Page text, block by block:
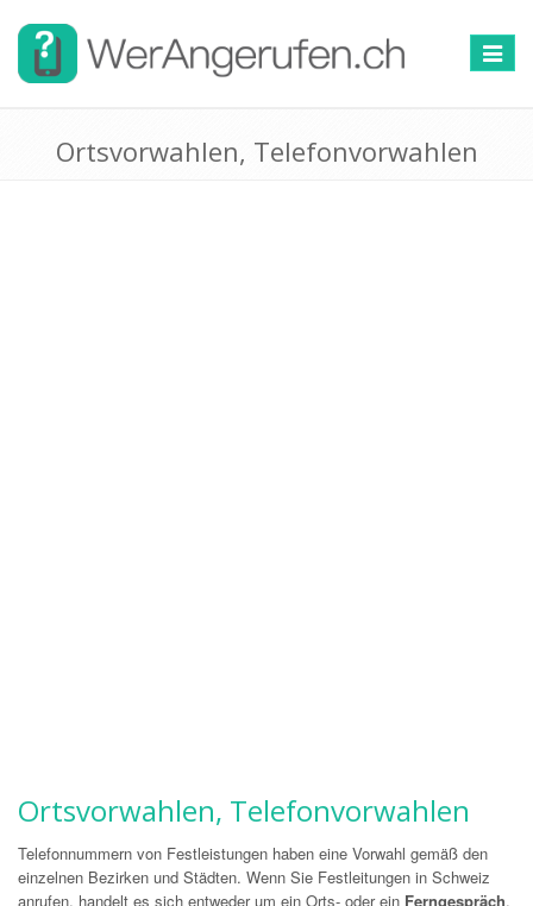
Toggle
Ortsvorwahlen, Telefonvorwahlen
Ortsvorwahlen, Telefonvorwahlen
Telefonnummern von Festleistungen haben eine Vorwahl gemäß den
einzelnen Bezirken und Städten. Wenn Sie Festleitungen in Schweiz
anrufen, handelt es sich entweder um ein Orts- oder ein Ferngespräch.